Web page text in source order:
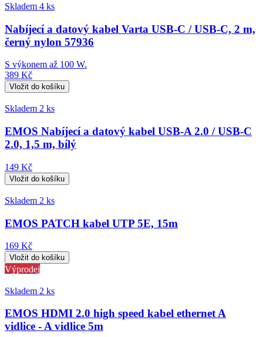
Skladem 4 ks
Nabíjecí a datový kabel Varta USB-C / USB-C, 2 m,
černý nylon 57936
S výkonem až 100 W.
389 Kč
Skladem 2 ks
EMOS Nabíjecí a datový kabel USB-A 2.0 / USB-C
2.0, 1,5 m, bílý
149 Kč
Skladem 2 ks
EMOS PATCH kabel UTP 5E, 15m
169 Kč
Výprodej
Skladem 2 ks
EMOS HDMI 2.0 high speed kabel ethernet A
vidlice - A vidlice 5m